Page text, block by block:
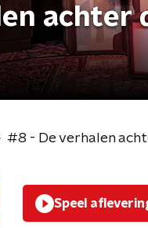
achter
#8 - De verhalen
Speel